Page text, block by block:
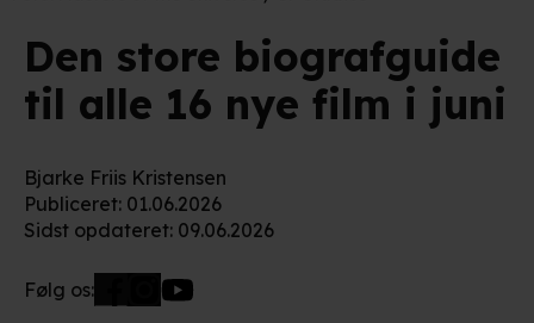
Den store biografguide
til alle 16 nye film i juni
Bjarke Friis Kristensen
Publiceret: 01.06.2026
Sidst opdateret: 09.06.2026
Følg os: